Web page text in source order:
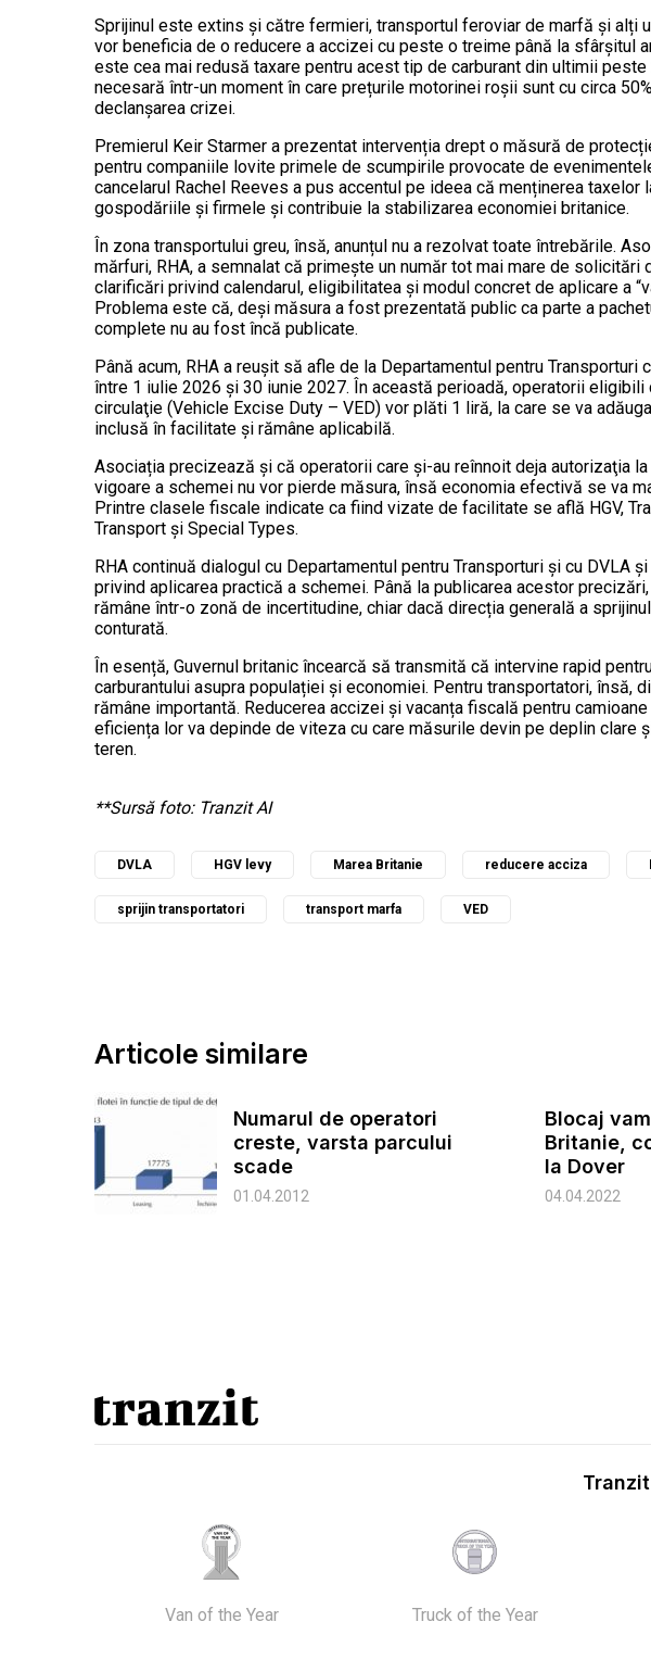
Sprijinul este extins și către fermieri, transportul feroviar de marfă și alți
vor beneficia de o reducere a accizei cu peste o treime până la sfârșitul
este cea mai redusă taxare pentru acest tip de carburant din ultimii
necesară într-un moment în care prețurile motorinei roșii sunt cu circa
declanșarea crizei.
Premierul Keir Starmer a prezentat intervenția drept o măsură de
pentru companiile lovite primele de scumpirile provocate de
cancelarul Rachel Reeves a pus accentul pe ideea că menținerea taxelor
gospodăriile și firmele și contribuie la stabilizarea economiei britanice.
În zona transportului greu, însă, anunțul nu a rezolvat toate întrebările.
mărfuri, RHA, a semnalat că primește un număr tot mai mare de solicitări
clarificări privind calendarul, eligibilitatea și modul concret de aplicare a
Problema este că, deși măsura a fost prezentată public ca parte a
complete nu au fost încă publicate.
Până acum, RHA a reușit să afle de la Departamentul pentru Transporturi
între 1 iulie 2026 și 30 iunie 2027. În această perioadă, operatorii
circulaţie (Vehicle Excise Duty – VED) vor plăti 1 liră, la care se va
inclusă în facilitate și rămâne aplicabilă.
Asociația precizează și că operatorii care și-au reînnoit deja autorizaţia
vigoare a schemei nu vor pierde măsura, însă economia efectivă se va
Printre clasele fiscale indicate ca fiind vizate de facilitate se află HGV,
Transport și Special Types.
RHA continuă dialogul cu Departamentul pentru Transporturi și cu DVLA
privind aplicarea practică a schemei. Până la publicarea acestor
rămâne într-o zonă de incertitudine, chiar dacă direcția generală a
conturată.
În esență, Guvernul britanic încearcă să transmită că intervine rapid
carburantului asupra populației și economiei. Pentru transportatori, însă,
rămâne importantă. Reducerea accizei și vacanța fiscală pentru
eficiența lor va depinde de viteza cu care măsurile devin pe deplin clare
teren.
**Sursă foto: Tranzit AI
DVLA HGV levy Marea Britanie reducere acciza
sprijin transportatori transport marfa VED
Articole similare
Numarul de operatori
creste, varsta parcului
scade
01.04.2012
Blocaj
Britanie,
la Dover
04.04.2022
Van of the Year Truck of the Year